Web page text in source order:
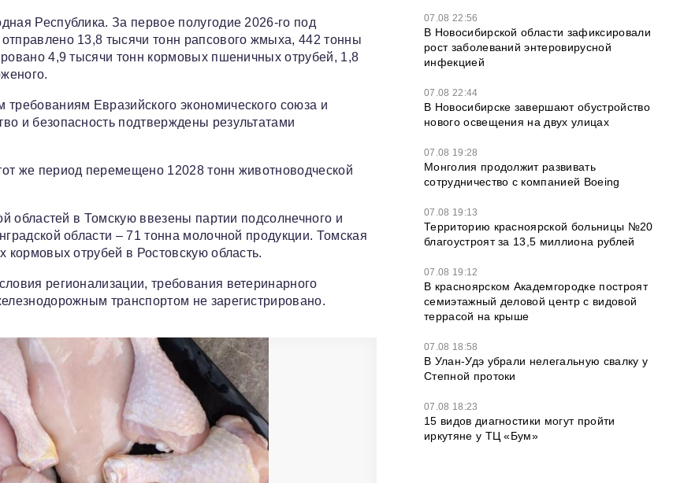
Республика. За первое полугодие 2026-го под
13,8 тысячи тонн рапсового жмыха, 442 тонны
4,9 тысячи тонн кормовых пшеничных отрубей, 1,8
Евразийского экономического союза и
и безопасность подтверждены результатами
же период перемещено 12028 тонн животноводческой
областей в Томскую ввезены партии подсолнечного и
области – 71 тонна молочной продукции. Томская
отрубей в Ростовскую область.
регионализации, требования ветеринарного
транспортом не зарегистрировано.
07.08 22:56
В Новосибирской области зафиксировали
рост заболеваний энтеровирусной
инфекцией
07.08 22:44
В Новосибирске завершают обустройство
нового освещения на двух улицах
07.08 19:28
Монголия продолжит развивать
сотрудничество с компанией Boeing
07.08 19:13
Территорию красноярской больницы №20
благоустроят за 13,5 миллиона рублей
07.08 19:12
В красноярском Академгородке построят
семиэтажный деловой центр с видовой
террасой на крыше
07.08 18:58
В Улан-Удэ убрали нелегальную свалку у
Степной протоки
07.08 18:23
15 видов диагностики могут пройти
иркутяне у ТЦ «Бум»